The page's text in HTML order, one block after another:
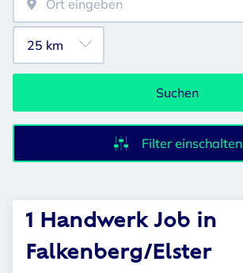
Suchen
Filter einschalten
1 Handwerk Job in
Falkenberg/Elster